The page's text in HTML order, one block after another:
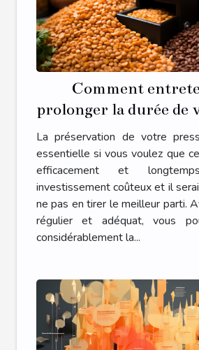
Comment
prolonger la durée de
presse à
La préservation de votre
essentielle si vous voulez que
efficacement et
investissement coûteux et il
ne pas en tirer le meilleur parti.
régulier et adéquat, vous
considérablement la...